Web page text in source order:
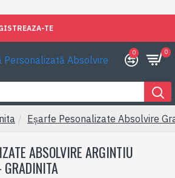
TE
0 0
Eșarfe Pesonalizate Absolvire
ABSOLVIRE ARGINTIU
GRADINITA